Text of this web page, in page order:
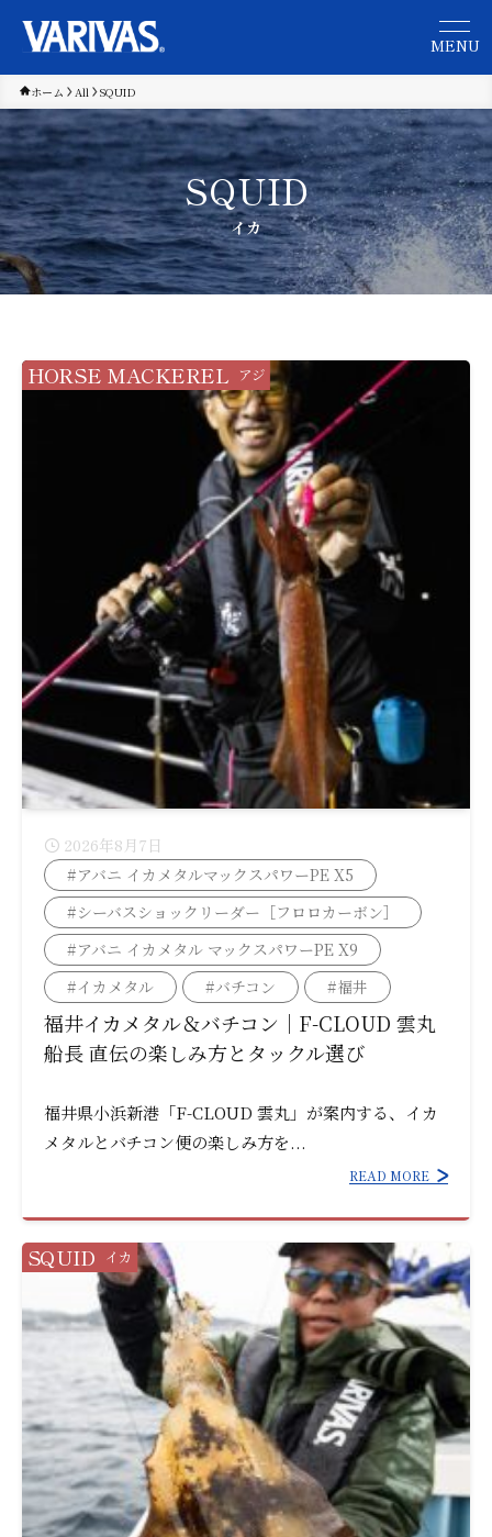
ホーム All SQUID
SQUID
イカ
HORSE MACKEREL アジ
2026年8月7日
#アバニ イカメタルマックスパワーPE X5
#シーバスショックリーダー［フロロカーボン］
#アバニ イカメタル マックスパワーPE X9
#イカメタル
#バチコン #福井
福井イカメタル＆バチコン｜F-CLOUD 雲丸
船長 直伝の楽しみ方とタックル選び
福井県小浜新港「F-CLOUD 雲丸」が案内する、イカ
メタルとバチコン便の楽しみ方を...
READ MORE
SQUID イカ